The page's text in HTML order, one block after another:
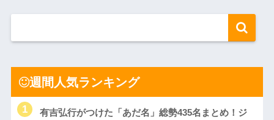
週間人気ランキング
有吉弘行がつけた「あだ名」総勢435名まとめ！ジ